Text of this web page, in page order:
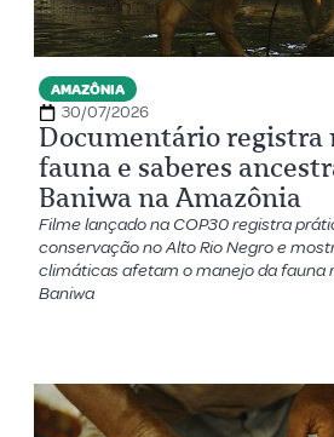
AMAZÔNIA
30/07/2026
Documentário registra
fauna e saberes
Baniwa na Amazônia
Filme lançado na COP30 registra
conservação no Alto Rio Negro e
climáticas afetam o manejo da fauna
Baniwa